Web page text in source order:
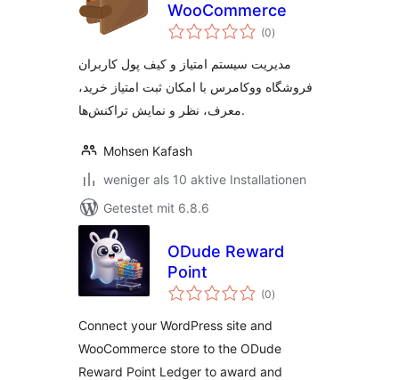
WooCommerce
(0Bewertungen
insgesamt
)
مدیریت سیستم امتیاز و کیف پول کاربران
فروشگاه ووکامرس با امکان ثبت امتیاز خرید،
معرف، نظر و نمایش تراکنش‌ها.
Mohsen Kafash
weniger als 10 aktive Installationen
Getestet mit 6.8.6
ODude Reward
Point
(0Bewertungen
insgesamt
)
Connect your WordPress site and
WooCommerce store to the ODude
Reward Point Ledger to award and